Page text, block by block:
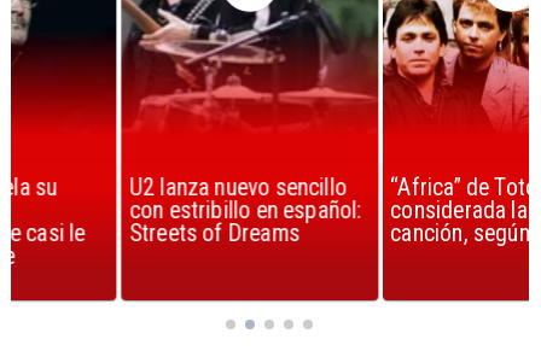
U2 lanza nuevo sencillo
con estribillo en español:
Streets of Dreams
“Africa” de Toto es
considerada la mejor
canción, según la ciencia